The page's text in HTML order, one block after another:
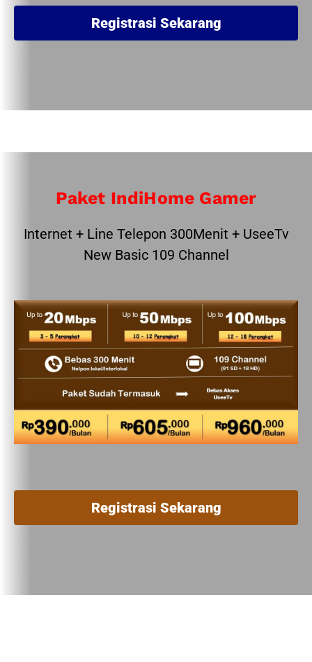
Registrasi Sekarang
Paket IndiHome Gamer
Internet + Line Telepon 300Menit + UseeTv
New Basic 109 Channel
Registrasi Sekarang